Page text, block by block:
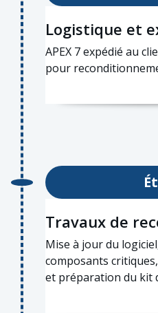
Logistique et
APEX 7 expédié au
pour
Travaux de
Mise à jour du
composants
et préparation du kit